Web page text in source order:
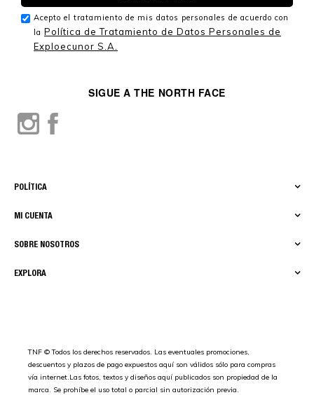
EXPLORA
SOBRE NOSOTROS
MI CUENTA
POLÍTICA
SIGUE A THE NORTH FACE
TNF © Todos los derechos reservados. Las eventuales promociones,
descuentos y plazos de pago expuestos aquí son válidos sólo para compras
vía internet.Las fotos, textos y diseños aquí publicados son propiedad de la
marca. Se prohíbe el uso total o parcial sin autorización previa.
Acepto el tratamiento de mis datos personales de acuerdo con
la Política de Tratamiento de Datos Personales de
Exploecunor S.A.